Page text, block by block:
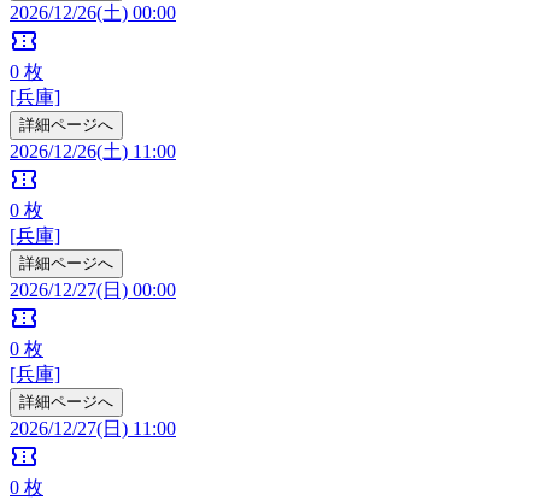
2026/12/26(土) 00:00
confirmation_number
0 枚
[兵庫]
詳細ページへ
2026/12/26(土) 11:00
confirmation_number
0 枚
[兵庫]
詳細ページへ
2026/12/27(日) 00:00
confirmation_number
0 枚
[兵庫]
詳細ページへ
2026/12/27(日) 11:00
confirmation_number
0 枚